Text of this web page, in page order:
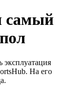
самый
эксплуатация
На его